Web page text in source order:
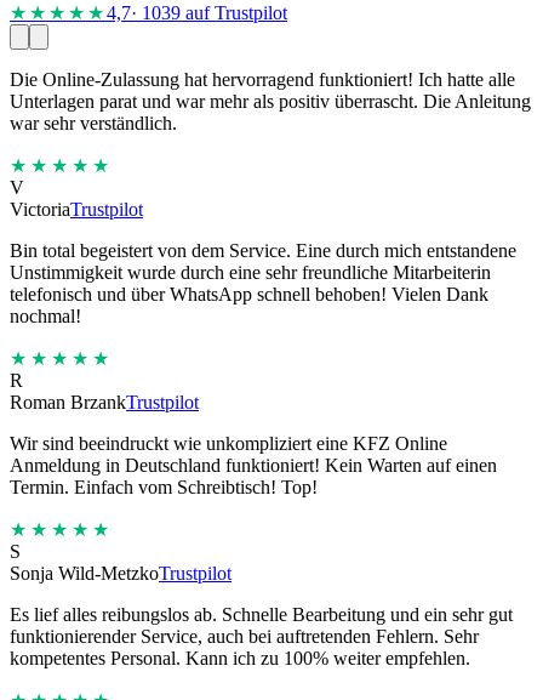
★★★★ ★4,7· 1039 auf Trustpilot
Die Online-Zulassung hat hervorragend funktioniert! Ich hatte alle
Unterlagen parat und war mehr als positiv überrascht. Die Anleitung
war sehr verständlich.
★★★★★
V
VictoriaTrustpilot
Bin total begeistert von dem Service. Eine durch mich entstandene
Unstimmigkeit wurde durch eine sehr freundliche Mitarbeiterin
telefonisch und über WhatsApp schnell behoben! Vielen Dank
nochmal!
★★★★★
R
Roman BrzankTrustpilot
Wir sind beeindruckt wie unkompliziert eine KFZ Online
Anmeldung in Deutschland funktioniert! Kein Warten auf einen
Termin. Einfach vom Schreibtisch! Top!
★★★★★
S
Sonja Wild-MetzkoTrustpilot
Es lief alles reibungslos ab. Schnelle Bearbeitung und ein sehr gut
funktionierender Service, auch bei auftretenden Fehlern. Sehr
kompetentes Personal. Kann ich zu 100% weiter empfehlen.